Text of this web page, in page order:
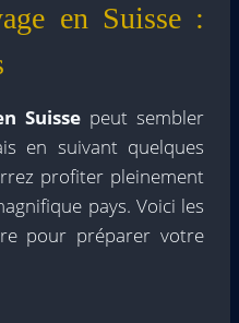
en Suisse :
Suisse peut sembler
en suivant quelques
profiter pleinement
pays. Voici les
pour préparer votre